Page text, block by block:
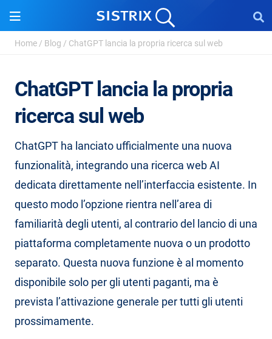
Home / Blog / ChatGPT lancia la propria ricerca sul web
ChatGPT lancia la propria
ricerca sul web
ChatGPT ha lanciato ufficialmente una nuova
funzionalità, integrando una ricerca web AI
dedicata direttamente nell’interfaccia esistente. In
questo modo l’opzione rientra nell’area di
familiarità degli utenti, al contrario del lancio di una
piattaforma completamente nuova o un prodotto
separato. Questa nuova funzione è al momento
disponibile solo per gli utenti paganti, ma è
prevista l’attivazione generale per tutti gli utenti
prossimamente.